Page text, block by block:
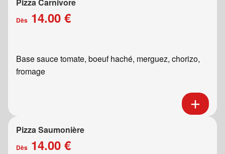
Dès 14.00 €
Base sauce tomate, boeuf haché, merguez, chorizo,
fromage
Pizza Saumonière
Dès 14.00 €